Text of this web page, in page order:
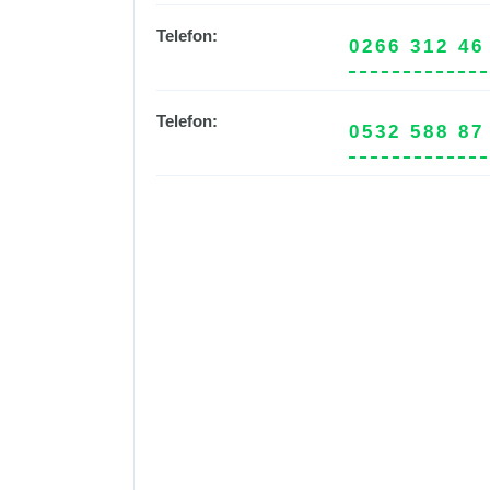
Telefon:
0266 312 46
Telefon:
0532 588 87